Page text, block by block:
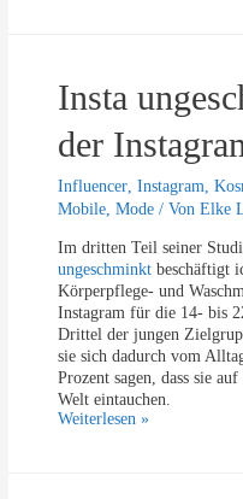
h
a
c
t
e
n
r
&
u
e
n
d
i
c
h
e
g
e
b
Insta
der
Influencer,Instagram,
Mobile,Mode / VonElke
Im dritten Teil seiner
ungeschminkt beschäftigt
Körperpflege- und
Instagram für die 14- bis
Drittel der jungen
sie sich dadurch vom
Prozent sagen, dass sie
Welt eintauchen.
I
Weiterlesen »